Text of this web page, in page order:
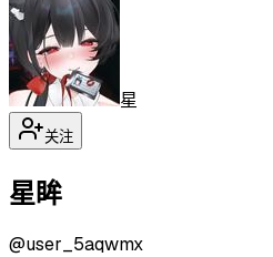
星
关注
星眸
@user_5aqwmx